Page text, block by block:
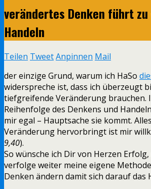
verändertes Denken führt
Handeln
Teilen TweetAnpinnen Mail
der einzige Grund, warum ich HaSo
widerspreche ist, dass ich überzeugt
tiefgreifende Veränderung brauchen.
Reihenfolge des Denkens und
mir egal – Hauptsache sie kommt.
Veränderung hervorbringt ist mir
9,40).
So wünsche ich Dir von Herzen
verfolge weiter meine eigene
Denken ändern damit sich darauf das